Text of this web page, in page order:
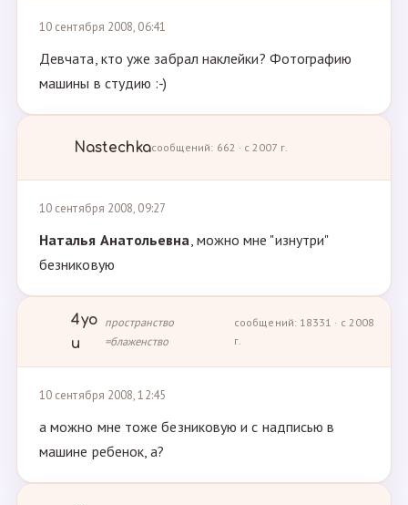
10 сентября 2008, 06:41
Девчата, кто уже забрал наклейки? Фотографию
машины в студию :-)
Nastechkaсообщений: 662 · с 2007 г.
10 сентября 2008, 09:27
Наталья Анатольевна, можно мне "изнутри"
безниковую
4yo
u
пространство
=блаженство
сообщений: 18331 · с 2008
г.
10 сентября 2008, 12:45
а можно мне тоже безниковую и с надписью в
машине ребенок, а?